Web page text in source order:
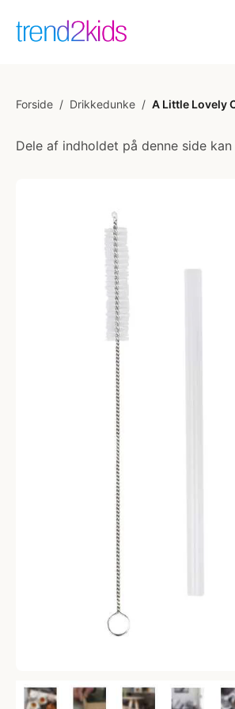
Forside / Drikkedunke / A Little Lovely
Dele af indholdet på denne side